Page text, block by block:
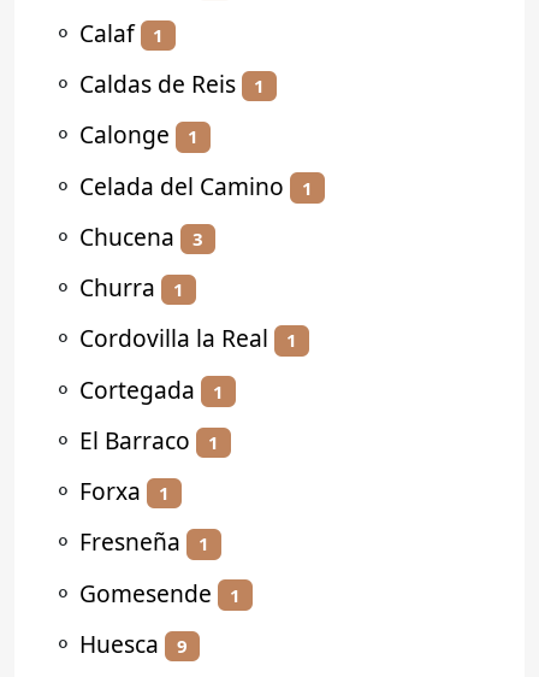
⚬ Calaf 1
⚬ Caldas de Reis 1
⚬ Calonge 1
⚬ Celada del Camino 1
⚬ Chucena 3
⚬ Churra 1
⚬ Cordovilla la Real 1
⚬ Cortegada 1
⚬ El Barraco 1
⚬ Forxa 1
⚬ Fresneña 1
⚬ Gomesende 1
⚬ Huesca 9